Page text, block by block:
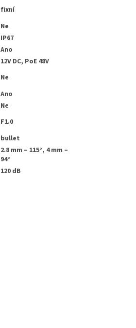
fixní
Ne
IP67
Ano
12V DC, PoE 48V
Ne
Ano
Ne
F1.0
bullet
2.8 mm – 115°, 4 mm –
94°
120 dB